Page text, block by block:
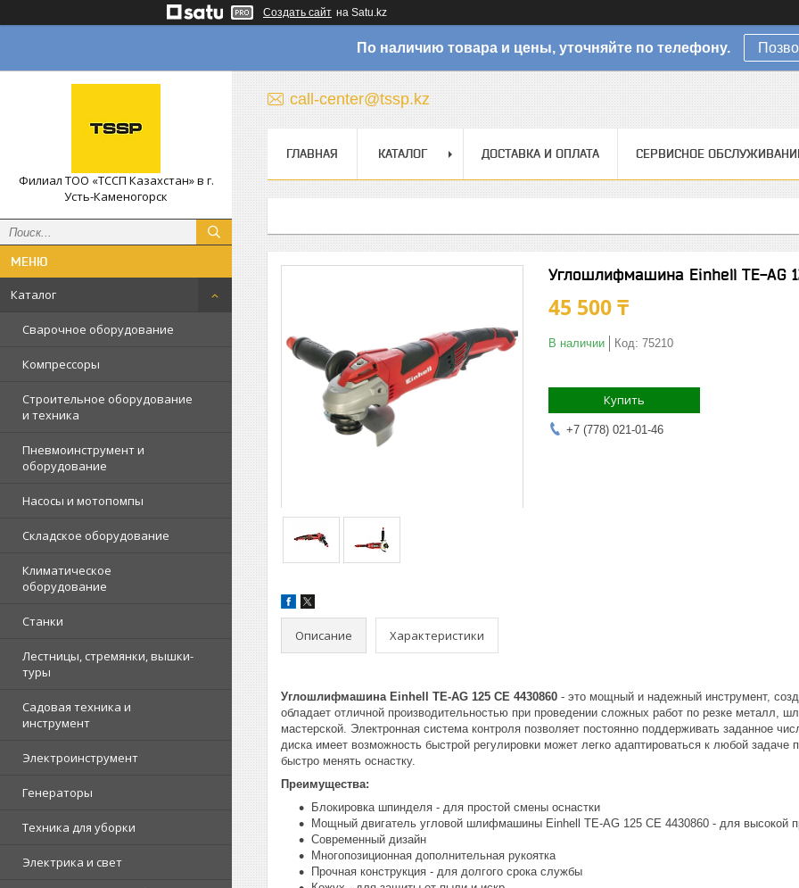
Создать сайт на Satu.kz
По наличию товара и цены, уточняйте по телефону.
Филиал ТОО «ТССП Казахстан» в г.
Усть-Каменогорск
Каталог
Сварочное оборудование
Компрессоры
Строительное оборудование
и техника
Пневмоинструмент и
оборудование
Насосы и мотопомпы
Складское оборудование
Климатическое
оборудование
Станки
Лестницы, стремянки, вышки-
туры
Садовая техника и
инструмент
Электроинструмент
Генераторы
Техника для уборки
Электрика и свет
call-center@tssp.kz
ГЛАВНАЯ КАТАЛОГ ДОСТАВКА И ОПЛАТА СЕРВИСНОЕ
Углошлифмашина Einhell TE-AG
45 500 ₸
В наличии Код: 75210
Купить
+7 (778) 021-01-46
Описание Характеристики
Углошлифмашина Einhell TE-AG 125 CE 4430860 - это мощный и надежный инструмент,
обладает отличной производительностью при проведении сложных работ по резке металл,
мастерской. Электронная система контроля позволяет постоянно поддерживать заданное
диска имеет возможность быстрой регулировки может легко адаптироваться к любой
быстро менять оснастку.
Преимущества:
Блокировка шпинделя - для простой смены оснастки
Мощный двигатель угловой шлифмашины Einhell TE-AG 125 CE 4430860 - для высокой
Современный дизайн
Многопозиционная дополнительная рукоятка
Прочная конструкция - для долгого срока службы